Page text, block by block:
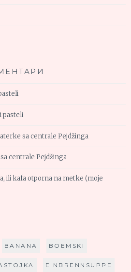
pasteli
sa centrale Pejdžinga
centrale Pejdžinga
ili kafa otporna na metke (moje
BANANA BOEMSKI
EINBRENNSUPPE